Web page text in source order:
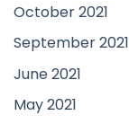
October 2021
September 2021
June 2021
May 2021